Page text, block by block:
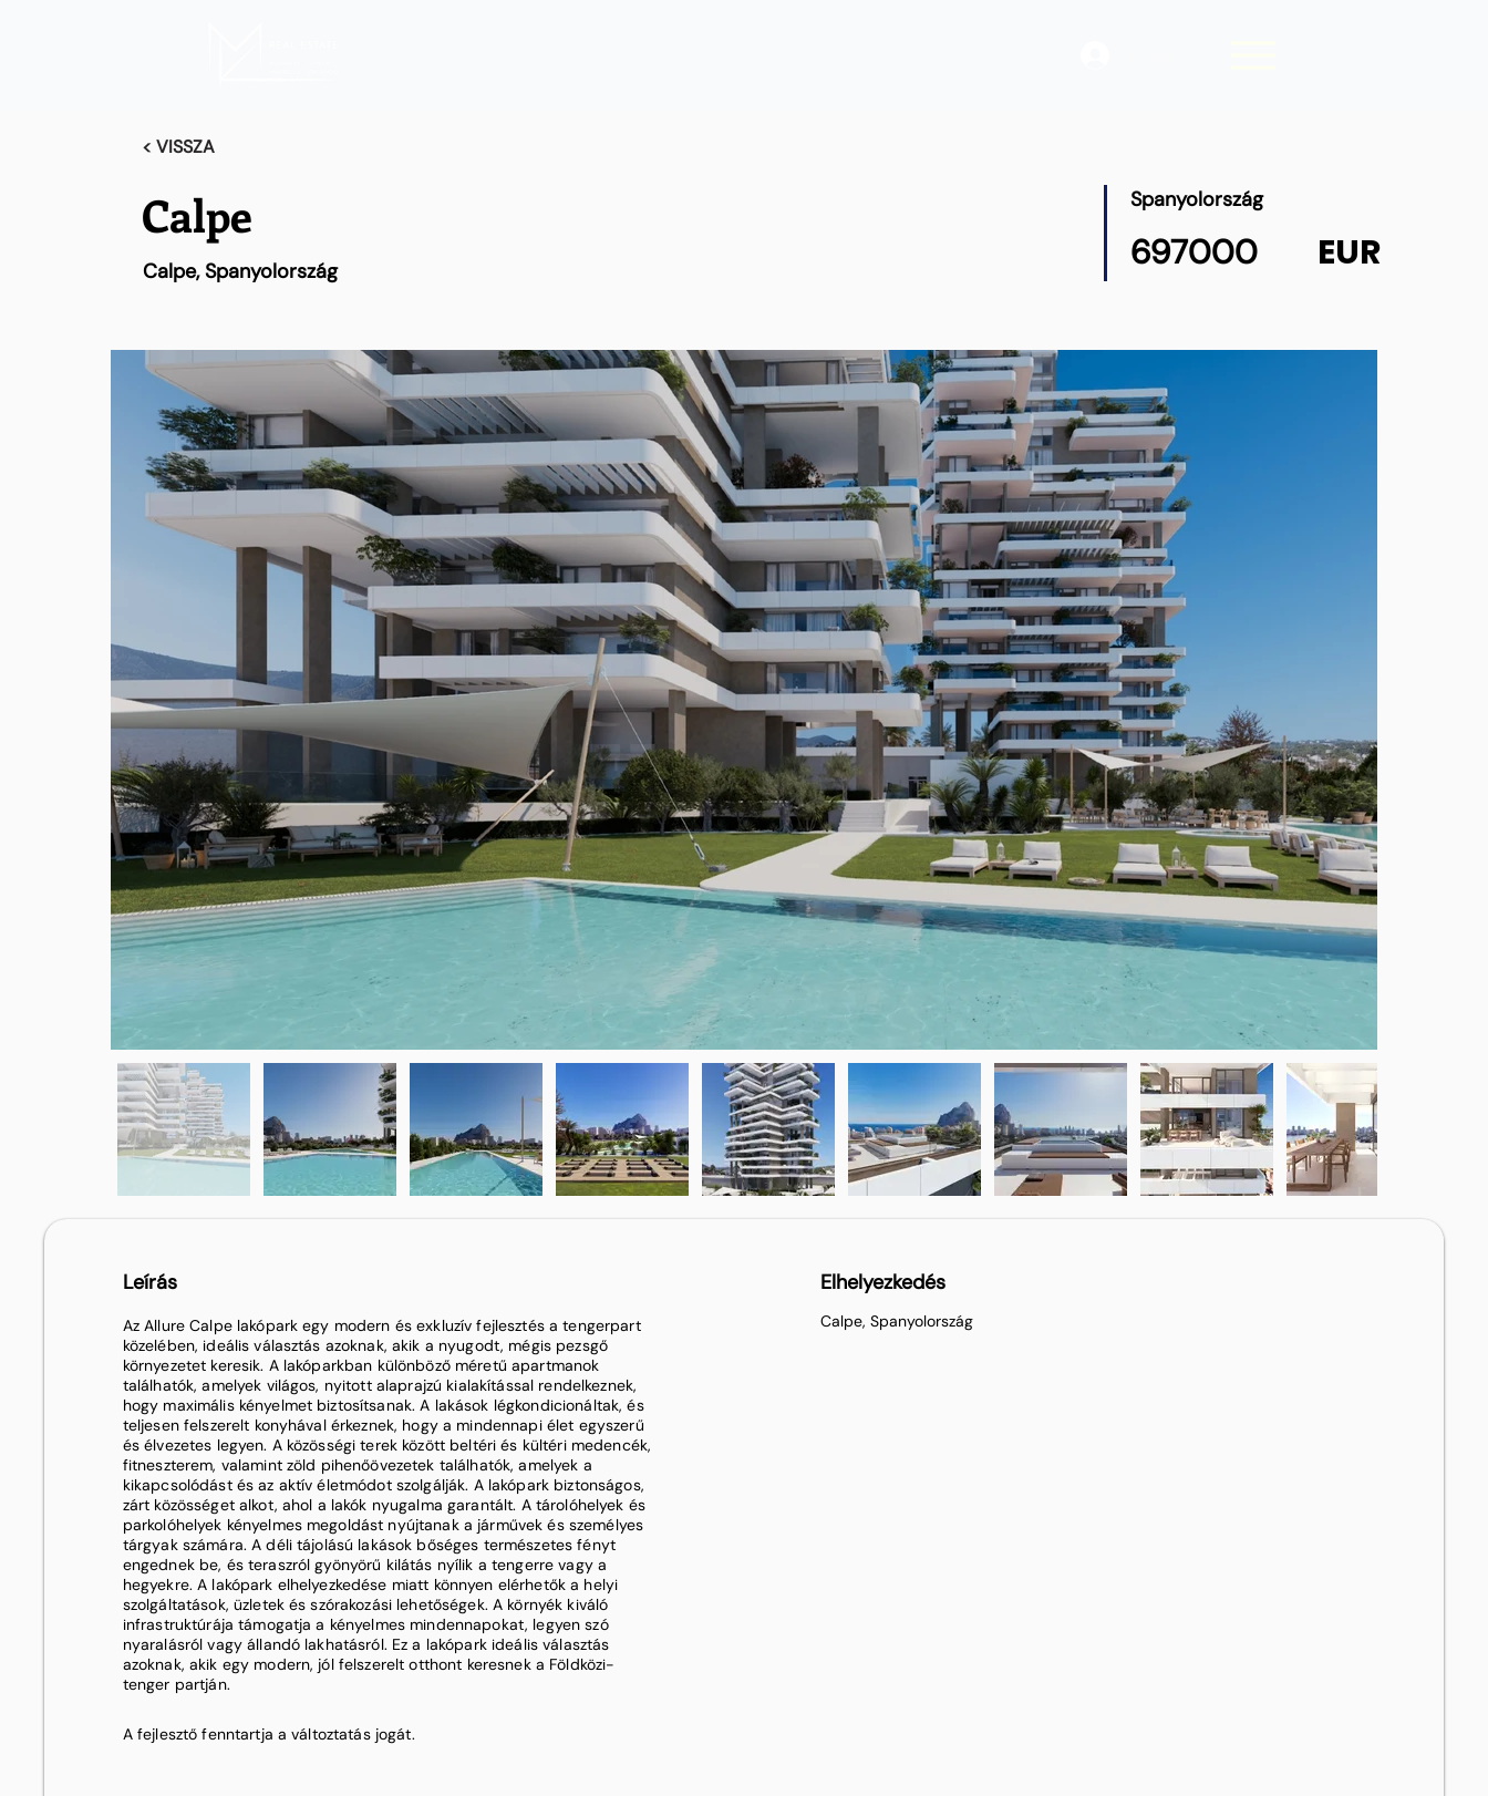
< VISSZA
Calpe
Calpe, Spanyolország
Spanyolország
697000 EUR
Leírás
Az Allure Calpe lakópark egy modern és exkluzív fejlesztés a tengerpart
közelében, ideális választás azoknak, akik a nyugodt, mégis pezsgő
környezetet keresik. A lakóparkban különböző méretű apartmanok
találhatók, amelyek világos, nyitott alaprajzú kialakítással rendelkeznek,
hogy maximális kényelmet biztosítsanak. A lakások légkondicionáltak, és
teljesen felszerelt konyhával érkeznek, hogy a mindennapi élet egyszerű
és élvezetes legyen. A közösségi terek között beltéri és kültéri medencék,
fitneszterem, valamint zöld pihenőövezetek találhatók, amelyek a
kikapcsolódást és az aktív életmódot szolgálják. A lakópark biztonságos,
zárt közösséget alkot, ahol a lakók nyugalma garantált. A tárolóhelyek és
parkolóhelyek kényelmes megoldást nyújtanak a járművek és személyes
tárgyak számára. A déli tájolású lakások bőséges természetes fényt
engednek be, és teraszról gyönyörű kilátás nyílik a tengerre vagy a
hegyekre. A lakópark elhelyezkedése miatt könnyen elérhetők a helyi
szolgáltatások, üzletek és szórakozási lehetőségek. A környék kiváló
infrastruktúrája támogatja a kényelmes mindennapokat, legyen szó
nyaralásról vagy állandó lakhatásról. Ez a lakópark ideális választás
azoknak, akik egy modern, jól felszerelt otthont keresnek a Földközi-
tenger partján.
A fejlesztő fenntartja a változtatás jogát.
Elhelyezkedés
Calpe, Spanyolország